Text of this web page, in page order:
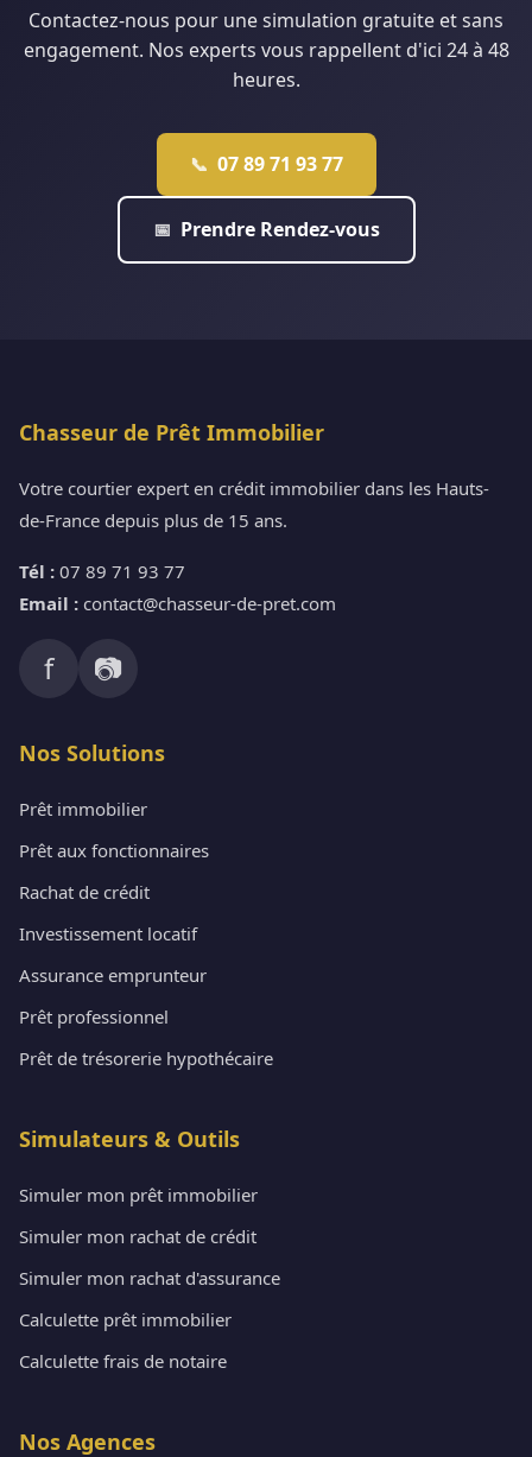
Contactez-nous pour une simulation gratuite et sans
engagement. Nos experts vous rappellent d'ici 24 à 48
heures.
📞 07 89 71 93 77
📅 Prendre Rendez-vous
Chasseur de Prêt Immobilier
Votre courtier expert en crédit immobilier dans les Hauts-
de-France depuis plus de 15 ans.
Tél : 07 89 71 93 77
Email : contact@chasseur-de-pret.com
f 📷
Nos Solutions
Prêt immobilier
Prêt aux fonctionnaires
Rachat de crédit
Investissement locatif
Assurance emprunteur
Prêt professionnel
Prêt de trésorerie hypothécaire
Simulateurs & Outils
Simuler mon prêt immobilier
Simuler mon rachat de crédit
Simuler mon rachat d'assurance
Calculette prêt immobilier
Calculette frais de notaire
Nos Agences